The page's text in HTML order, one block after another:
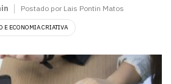
Postado por Lais Pontin Matos
E ECONOMIA CRIATIVA